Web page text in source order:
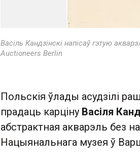
Васіль Кандзінскі напісаў гэтую
Auctioneers Berlin
Польскія ўлады асудзілі
прадаць карціну Васіля
абстрактная акварэль без
Нацыянальнага музея ў